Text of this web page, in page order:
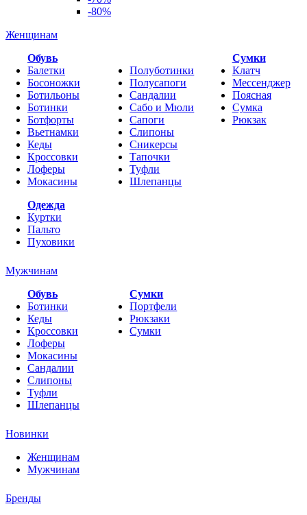
-80%
Женщинам
Обувь
Балетки
Босоножки
Ботильоны
Ботинки
Ботфорты
Вьетнамки
Кеды
Кроссовки
Лоферы
Мокасины
Полуботинки
Полусапоги
Сандалии
Сабо и Мюли
Сапоги
Слипоны
Сникерсы
Тапочки
Туфли
Шлепанцы
Cумки
Клатч
Мессенджер
Поясная
Сумка
Рюкзак
Одежда
Куртки
Пальто
Пуховики
Мужчинам
Обувь
Ботинки
Кеды
Кроссовки
Лоферы
Мокасины
Сандалии
Слипоны
Туфли
Шлепанцы
Сумки
Портфели
Рюкзаки
Сумки
Новинки
Женщинам
Мужчинам
Бренды